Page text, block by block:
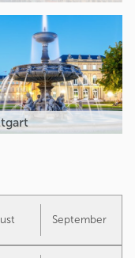
September